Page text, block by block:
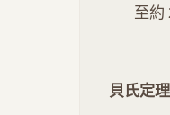
至約
貝氏定